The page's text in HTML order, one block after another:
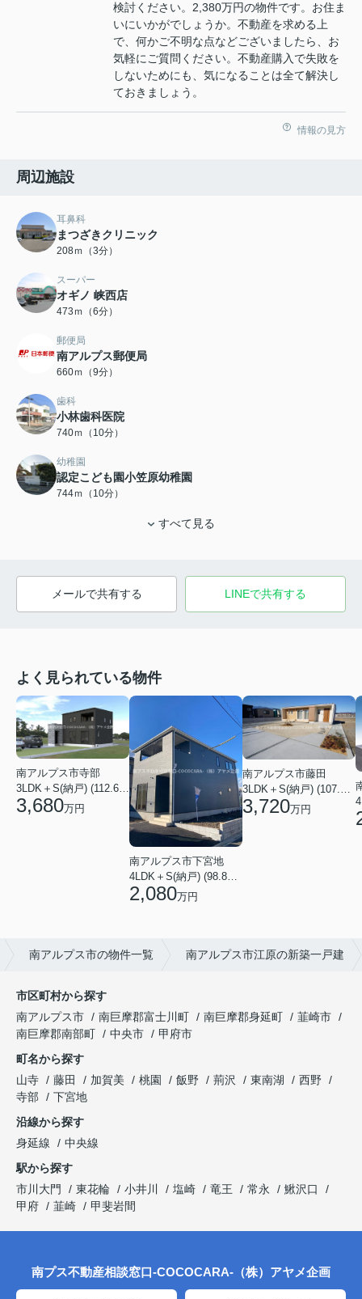
検討ください。2,380万円の物件です。お住ま
いにいかがでしょうか。不動産を求める上
で、何かご不明な点などございましたら、お
気軽にご質問ください。不動産購入で失敗を
しないためにも、気になることは全て解決し
ておきましょう。
情報の見方
周辺施設
耳鼻科
まつざきクリニック
208ｍ（3分）
スーパー
オギノ 峡西店
473ｍ（6分）
郵便局
南アルプス郵便局
660ｍ（9分）
歯科
小林歯科医院
740ｍ（10分）
幼稚園
認定こども園小笠原幼稚園
744ｍ（10分）
すべて見る
メールで共有する LINEで共有する
よく見られている物件
南アルプス市寺部
3LDK＋S(納戸) (112.61㎡)
3,680万円
南アルプス市下宮地
2,080万円
南アルプス市藤田
3,720万円
南アルプス市の物件一覧 南アルプス市江原の新築一戸建
市区町村から探す
南アルプス市
南巨摩郡富士川町 南巨摩郡身延町
韮崎市
南巨摩郡南部町
中央市
甲府市
町名から探す
山寺
藤田 加賀美 桃園 飯野 荊沢 東南湖
西野
寺部
下宮地
沿線から探す
身延線
中央線
駅から探す
市川大門
東花輪 小井川 塩崎 竜王 常永
鰍沢口
甲府
韮崎 甲斐岩間
南プス不動産相談窓口-COCOCARA-（株）アヤメ企画